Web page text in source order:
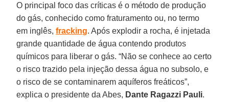
O principal foco das críticas é o método de produção
do gás, conhecido como fraturamento ou, no termo
em inglês,fracking. Após explodir a rocha, é injetada
grande quantidade de água contendo produtos
químicos para liberar o gás. “Não se conhece ao certo
o risco trazido pela injeção dessa água no subsolo, e
o risco de se contaminarem aquíferos freáticos”,
explica o presidente da Abes, Dante Ragazzi Pauli.